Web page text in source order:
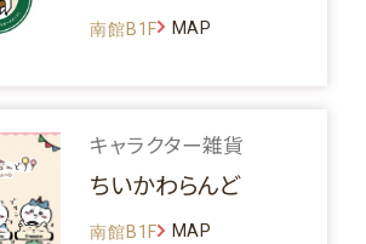
南館B1F MAP
キャラクター雑貨
ちいかわらんど
南館B1F MAP